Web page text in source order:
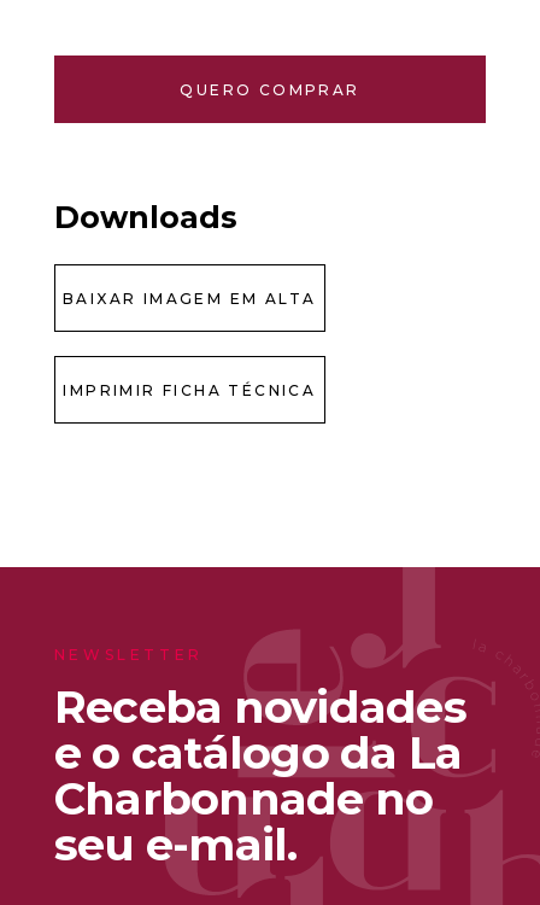
QUERO COMPRAR
Downloads
BAIXAR IMAGEM EM ALTA
IMPRIMIR FICHA TÉCNICA
NEWSLETTER
Receba novidades
e o catálogo da La
Charbonnade no
seu e-mail.